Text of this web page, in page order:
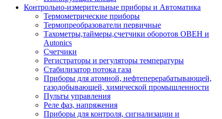
Контрольно-измерительные приборы и Автоматика
Термометрические приборы
Термопреобразователи первичные
Тахометры,таймеры,счетчики оборотов ОВЕН и
Autonics
Счетчики
Регистраторы и регуляторы температуры
Стабилизатор потока газа
Приборы для атомной, нефтеперерабатывающей,
газодобывающей, химической промышленности
Пульты управления
Реле фаз, напряжения
Приборы для контроля, сигнализации и